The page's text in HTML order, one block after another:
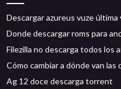
Descargar azureus vuze última
Donde descargar roms para
Filezilla no descarga todos los
Cómo cambiar a dónde van
Ag 12 doce descarga torrent